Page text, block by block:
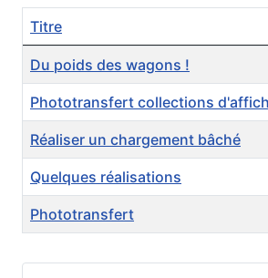
Articles
Titre
Du poids des wagons !
Phototransfert collections
Réaliser un chargement bâché
Quelques réalisations
Phototransfert